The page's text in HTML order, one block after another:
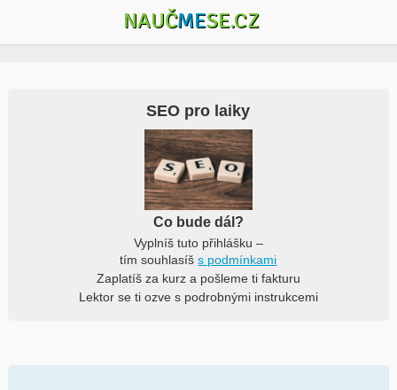
NAUČMESE.CZ
SEO pro laiky
Co bude dál?
Vyplníš tuto přihlášku –
tím souhlasíšs podmínkami
Zaplatíš za kurz a pošleme ti fakturu
Lektor se ti ozve s podrobnými instrukcemi